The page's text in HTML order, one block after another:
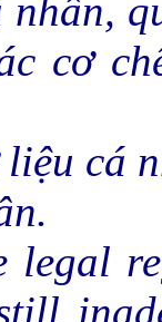
cơ
cá
legal